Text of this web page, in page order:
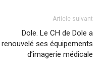
Article suivant
Dole. Le CH de Dole a
renouvelé ses équipements
d’imagerie médicale